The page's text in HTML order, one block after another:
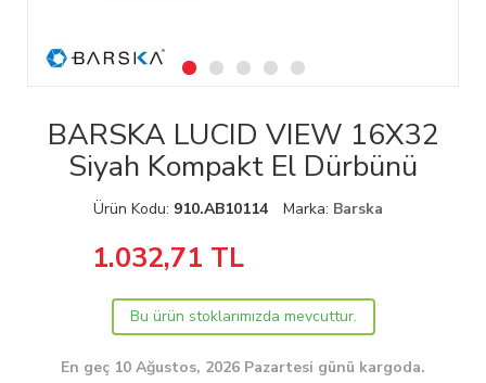
BARSKA LUCID VIEW 16X32
Siyah Kompakt El Dürbünü
Ürün Kodu: 910.AB10114 Marka: Barska
1.032,71 TL
Bu ürün stoklarımızda mevcuttur.
En geç 10 Ağustos, 2026 Pazartesi günü kargoda.